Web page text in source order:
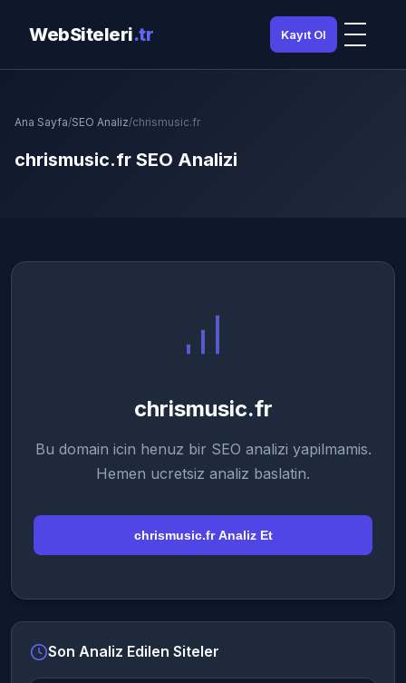
WebSiteleri.tr Kayıt Ol
Ana Sayfa/SEO Analiz/chrismusic.fr
chrismusic.fr SEO Analizi
chrismusic.fr
Bu domain icin henuz bir SEO analizi yapilmamis.
Hemen ucretsiz analiz baslatin.
chrismusic.fr Analiz Et
Son Analiz Edilen Siteler